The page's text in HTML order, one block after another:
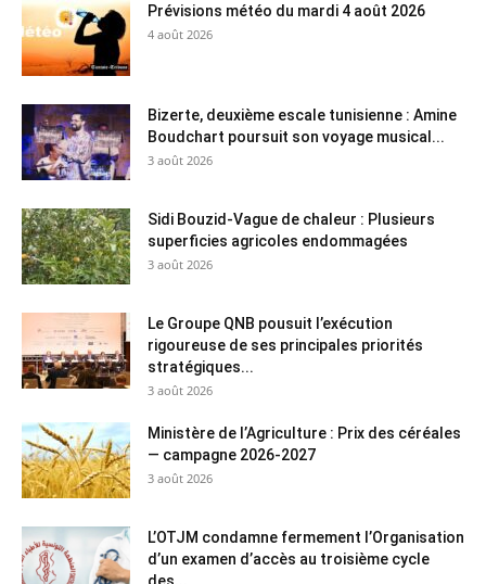
Prévisions météo du mardi 4 août 2026
4 août 2026
Bizerte, deuxième escale tunisienne : Amine
Boudchart poursuit son voyage musical...
3 août 2026
Sidi Bouzid-Vague de chaleur : Plusieurs
superficies agricoles endommagées
3 août 2026
Le Groupe QNB pousuit l’exécution
rigoureuse de ses principales priorités
stratégiques...
3 août 2026
Ministère de l’Agriculture : Prix des céréales
— campagne 2026-2027
3 août 2026
L’OTJM condamne fermement l’Organisation
d’un examen d’accès au troisième cycle
des...